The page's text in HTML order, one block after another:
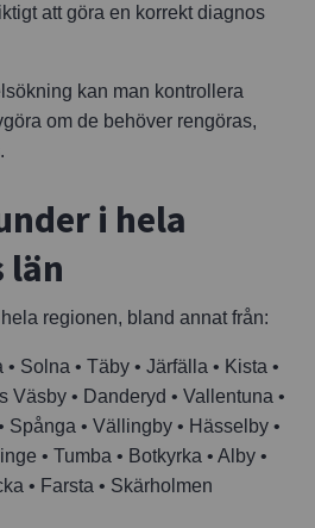
att göra en korrekt diagnos
kan man kontrollera
om de behöver rengöras,
i hela
län
regionen, bland annat från:
Solna • Täby • Järfälla • Kista •
Väsby • Danderyd • Vallentuna •
Spånga • Vällingby • Hässelby •
• Tumba • Botkyrka • Alby •
• Farsta • Skärholmen